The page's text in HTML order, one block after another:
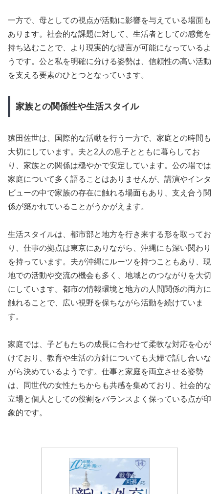
一方で、母としての視点が活動に影響を与えている場面も
あります。社会的な課題に対して、生活者としての感覚を
持ち込むことで、より現実的な提言が可能になっているよ
うです。公と私を明確に分ける姿勢は、信頼性の高い活動
を支える要素のひとつとなっています。
家族との関係性や生活スタイル
猿田佐世は、国際的な活動を行う一方で、家庭との時間も
大切にしています。夫と2人の息子とともに暮らしてお
り、家族との関係は穏やかで安定しています。公の場では
家庭について多く語ることはありませんが、講演やインタ
ビューの中で家族の存在に触れる場面もあり、支え合う関
係が築かれていることがうかがえます。
生活スタイルは、都市部と地方を行き来する形を取ってお
り、仕事の拠点は東京にありながら、沖縄にも深い関わり
を持っています。夫が沖縄にルーツを持つこともあり、現
地での活動や交流の機会も多く、地域とのつながりを大切
にしています。都市の情報環境と地方の人間関係の両方に
触れることで、広い視野を保ちながら活動を続けていま
す。
家庭では、子どもたちの成長に合わせて柔軟な対応を心が
けており、教育や生活の方針についても夫婦で話し合いな
がら決めているようです。仕事と家庭を両立させる姿勢
は、同世代の女性たちからも共感を集めており、社会的な
立場と個人としての役割をバランスよく保っている点が印
象的です。